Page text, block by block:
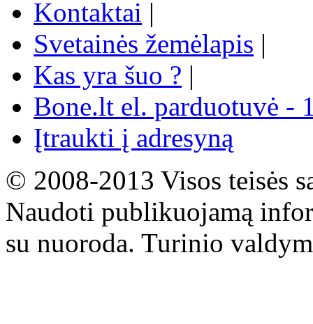
Kontaktai |
Svetainės žemėlapis |
Kas yra šuo ? |
Bone.lt el. parduotuvė -
Įtraukti į adresyną
© 2008-2013 Visos teisės
Naudoti publikuojamą
su nuoroda. Turinio